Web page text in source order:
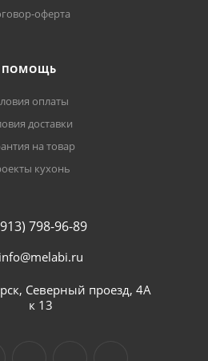
оферта
ПОМОЩЬ
оплаты
доставки
на товар
кухонь
798-96-89
info@melabi.ru
Северный проезд, 4А
к 13